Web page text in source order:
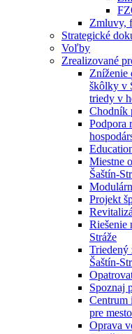
Zmluvy,
Strategické
Voľby
Zrealizované
Zníženie
škôlky v
triedy v
Chodník
Podpora
Miestne
Šaštín-
Projekt
Riešenie
Stráže
Triedený
Šaštín-
Spoznaj
Centrum
pre
Oprava